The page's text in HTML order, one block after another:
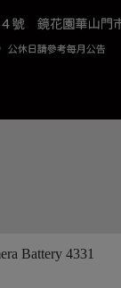
Battery 4331